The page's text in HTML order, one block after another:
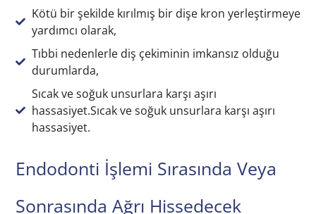
Kötü bir şekilde kırılmış bir dişe kron yerleştirmeye
yardımcı olarak,
Tıbbi nedenlerle diş çekiminin imkansız olduğu
durumlarda,
Sıcak ve soğuk unsurlara karşı aşırı
hassasiyet.Sıcak ve soğuk unsurlara karşı aşırı
hassasiyet.
Endodonti İşlemi Sırasında Veya
Sonrasında Ağrı Hissedecek